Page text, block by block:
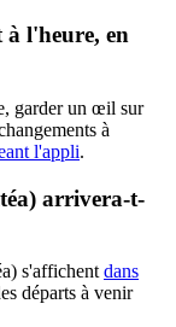
à l'heure, en
garder un œil sur
à
l'appli.
arrivera-t-
s'affichent dans
départs à venir